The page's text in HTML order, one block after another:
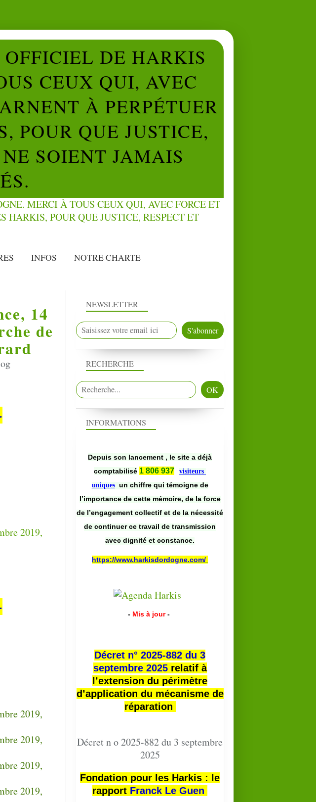
DE HARKIS
CEUX QUI, AVEC
À PERPÉTUER
POUR QUE JUSTICE,
SOIENT JAMAIS
INFOS NOTRE CHARTE
14
de
NEWSLETTER
RECHERCHE
INFORMATIONS
Depuis son lancement , le site a déjà
comptabilisé 1 806 937
visiteurs
uniques un chiffre qui témoigne de
l’importance de cette mémoire, de la force
de l’engagement collectif et de la nécessité
de continuer ce travail de transmission
avec dignité et constance.
https://www.harkisdordogne.com/
- Mis à jour -
Décret n° 2025-882 du 3
septembre 2025relatif à
l’extension du périmètre
d’application du mécanisme de
réparation
Décret n o 2025-882 du 3 septembre
2025
Fondation pour les Harkis : le
rapport Franck Le Guen